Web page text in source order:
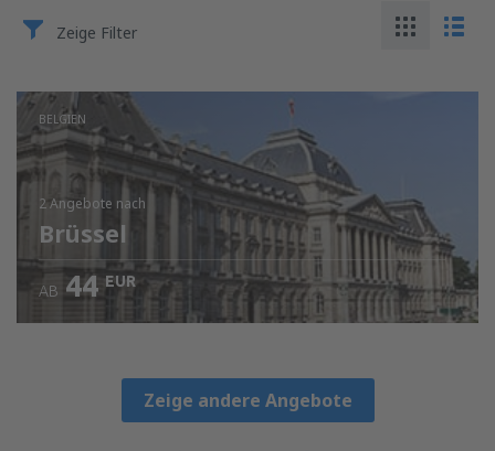
Zeige Filter
BELGIEN
2 Angebote nach
Brüssel
AB 44 EUR
Zeige andere Angebote